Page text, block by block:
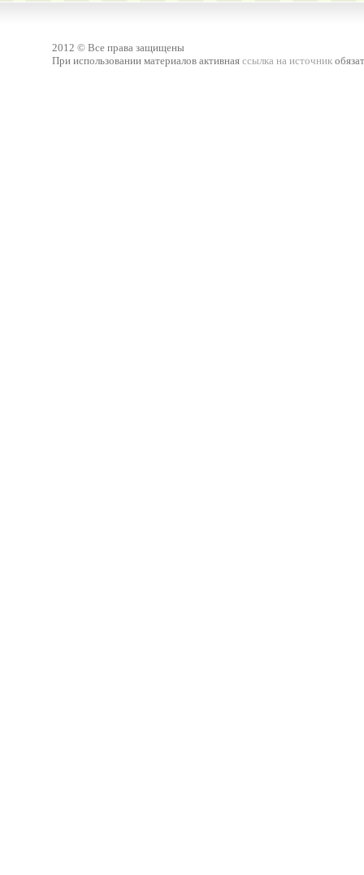
2012 © Все права защищены
При использовании материалов активная ссылка на источник